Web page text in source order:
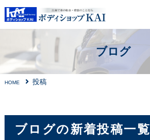
ブログ
HOME 投稿
ブログの新着投稿一覧